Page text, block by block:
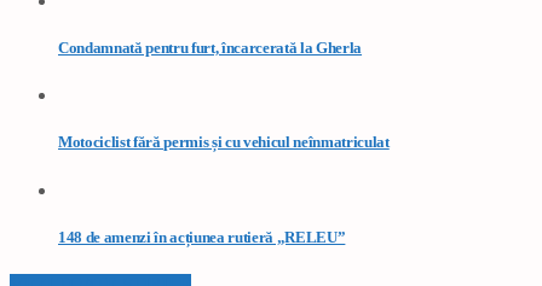
Condamnată pentru furt, încarcerată la Gherla
Motociclist fără permis și cu vehicul neînmatriculat
148 de amenzi în acțiunea rutieră „RELEU”